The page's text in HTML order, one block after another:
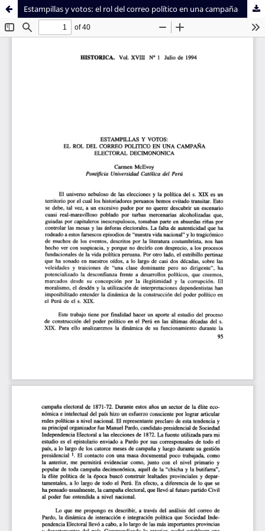
Estampillas y votos: el rol del correo político en una campaña